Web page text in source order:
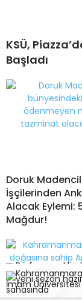
KSÜ,
Başladı
Doruk
İşçilerinden
Alacak Eylemi:
Mağdur!